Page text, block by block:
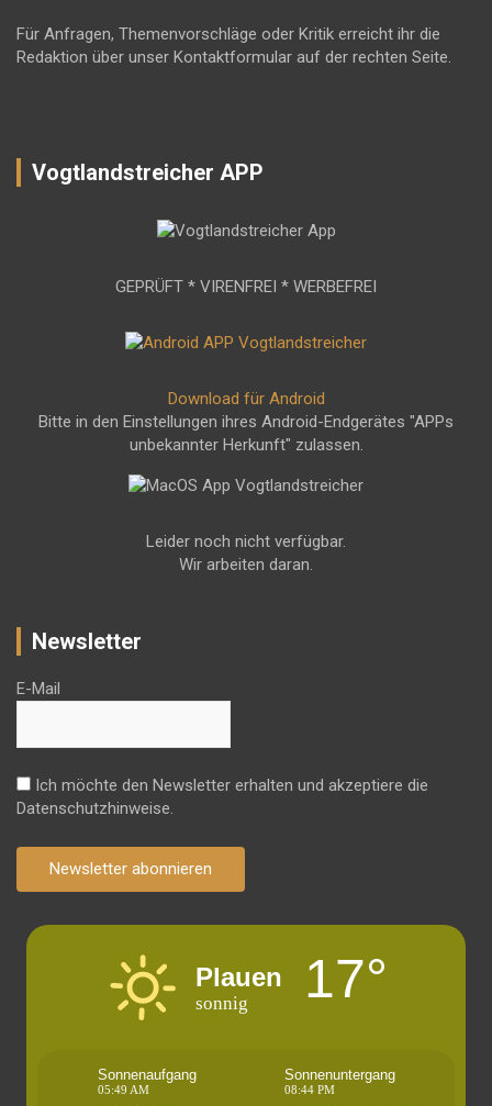
Für Anfragen, Themenvorschläge oder Kritik erreicht ihr die
Redaktion über unser Kontaktformular auf der rechten Seite.
Vogtlandstreicher APP
GEPRÜFT * VIRENFREI * WERBEFREI
Download für Android
Bitte in den Einstellungen ihres Android-Endgerätes "APPs
unbekannter Herkunft" zulassen.
Leider noch nicht verfügbar.
Wir arbeiten daran.
Newsletter
E-Mail
Ich möchte den Newsletter erhalten und akzeptiere die
Datenschutzhinweise.
Newsletter abonnieren
Plauen
sonnig 17°
Sonnenaufgang
05:49 AM
Sonnenuntergang
08:44 PM